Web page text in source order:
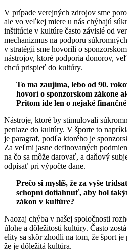
V prípade verejných zdrojov sme
ale vo veľkej miere u nás chýbajú
inštitúcie v kultúre často závislé od
mechanizmus na podporu
v stratégii sme hovorili o
nástrojov, ktoré podporia donorov,
chcú prispieť do kultúry.
To ma zaujíma, lebo od 90.
hovorí o sponzorskom zákone
Pritom ide len o nejaké
Nástroje, ktoré by stimulovali
peniaze do kultúry. V športe to
je paragraf, podľa ktorého je
Za veľmi jasne definovaných
na čo sa môže darovať, a daňový
odpísať pri výpočte dane.
Prečo si myslíš, že za vyše
schopní dotiahnuť, aby bol
zákon v kultúre?
Naozaj chýba v našej spoločnosti
úlohe a dôležitosti kultúry. Často
elity sa skôr zhodli na tom, že šport je
že je dôležitá kultúra.